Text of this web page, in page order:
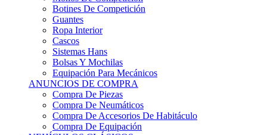
Clásicos De Competición
Motores
Cajas De Cambio
Carrocería
Suspensiones
Habitáculo
Llantas
Neumáticos
ANUNCIOS DE COMPRA
Compra De Competición
Compra De Calle
Compra De Piezas